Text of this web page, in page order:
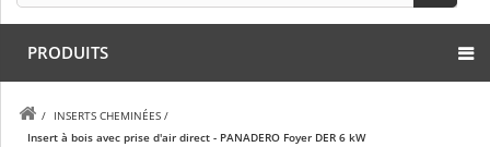
PRODUITS
/ INSERTS CHEMINÉES /
Insert à bois avec prise d'air direct - PANADERO Foyer DER 6 kW